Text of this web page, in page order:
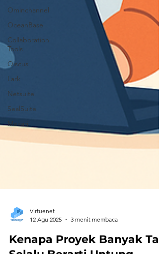
Ominchannel
OceanBase
Collaboration
Tools
Qiscus
Lark
Netsuite
SealSuite
Mekari
12 Agu 2025
3 menit membaca